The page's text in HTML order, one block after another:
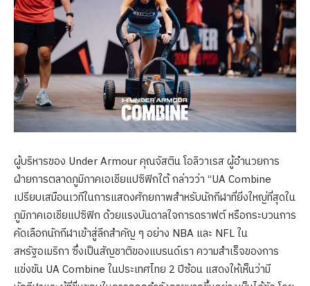
ผู้บริหารของ Under Armour คุณจัสติน โอลิวาเรส ผู้อำนวยการ
ฝ่ายการตลาดภูมิภาคเอเชียแปซิฟิกใต้ กล่าวว่า “UA Combine
เปรียบเสมือนเวทีในการแสดงศักยภาพสำหรับนักกีฬาที่ยิ่งใหญ่ที่สุดใน
ภูมิภาคเอเชียแปซิฟิก ด้วยแรงบันดาลใจการดราฟต์ หรือกระบวนการ
คัดเลือกนักกีฬาเข้าสู่ลีกสำคัญ ๆ อย่าง NBA และ NFL ใน
สหรัฐอเมริกา ซึ่งเป็นสัญชาติของแบรนด์เรา ความสำเร็จของการ
แข่งขัน UA Combine ในประเทศไทย 2 ปีซ้อน แสดงให้เห็นว่ามี